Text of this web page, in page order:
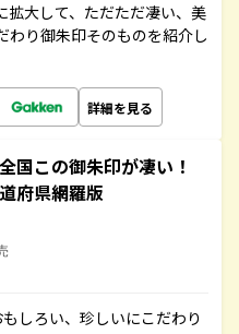
拡大して、ただただ凄い、美
わり御朱印そのものを紹介し
詳細を見る
国この御朱印が凄い！
府県網羅版
しろい、珍しいにこだわり